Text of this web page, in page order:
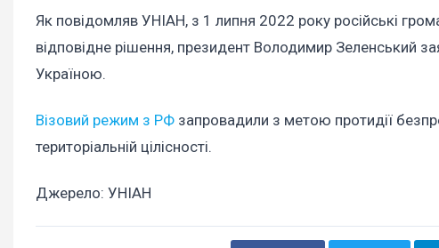
Як повідомляв УНІАН, з 1 липня 2022 року російські
відповідне рішення, президент Володимир Зеленський
Україною.
Візовий режим з РФ запровадили з метою протидії
територіальній цілісності.
Джерело: УНІАН